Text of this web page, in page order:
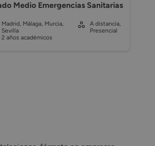
Medio Emergencias Sanitarias
Madrid, Málaga, Murcia,
Sevilla
2 años académicos
A distancia,
Presencial